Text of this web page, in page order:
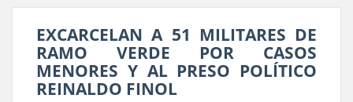
EXCARCELAN A 51 MILITARES DE
RAMO VERDE POR CASOS
MENORES Y AL PRESO POLÍTICO
REINALDO FINOL